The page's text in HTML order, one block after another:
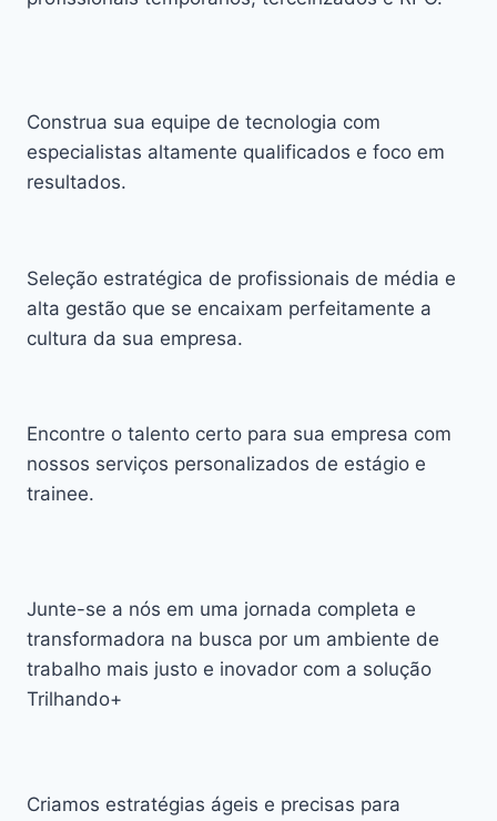
Construa sua equipe de tecnologia com
especialistas altamente qualificados e foco em
resultados.
Seleção estratégica de profissionais de média e
alta gestão que se encaixam perfeitamente a
cultura da sua empresa.
Encontre o talento certo para sua empresa com
nossos serviços personalizados de estágio e
trainee.
Junte-se a nós em uma jornada completa e
transformadora na busca por um ambiente de
trabalho mais justo e inovador com a solução
Trilhando+
Criamos estratégias ágeis e precisas para